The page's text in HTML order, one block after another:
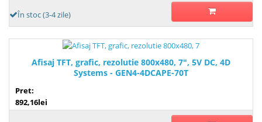
În stoc (3-4 zile)
Afisaj TFT, grafic, rezolutie 800x480, 7", 5V DC, 4D
Systems - GEN4-4DCAPE-70T
Pret:
892,16lei